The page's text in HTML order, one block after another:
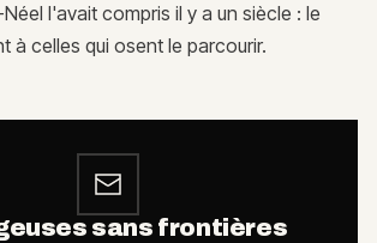
l'avait compris il y a un siècle : le
à celles qui osent le parcourir.
sans frontières